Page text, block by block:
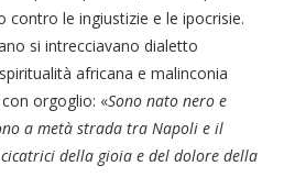
contro le ingiustizie e le ipocrisie.
si intrecciavano dialetto
africana e malinconia
orgoglio: «Sono nato nero e
a metà strada tra Napoli e il
della gioia e del dolore della